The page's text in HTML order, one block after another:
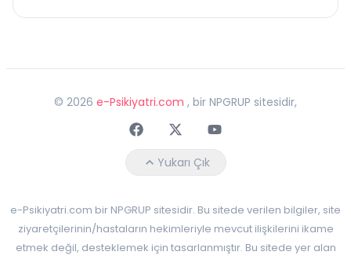
© 2026 e-Psikiyatri.com , bir NPGRUP sitesidir,
FaceebokTwitterYoutube
Yukarı Çık
e-Psikiyatri.com bir NPGRUP sitesidir. Bu sitede verilen bilgiler, site
ziyaretçilerinin/hastaların hekimleriyle mevcut ilişkilerini ikame
etmek değil, desteklemek için tasarlanmıştır. Bu sitede yer alan